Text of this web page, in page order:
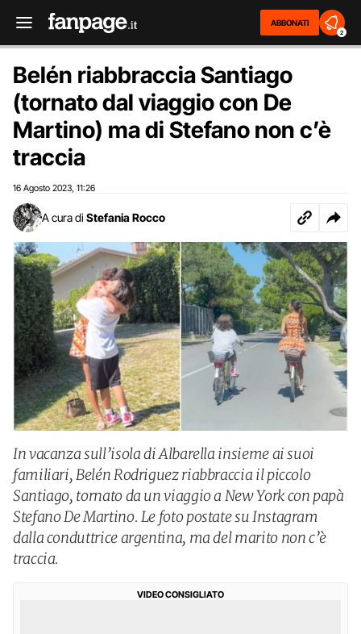
ABBONATI
2
Belén riabbraccia Santiago
(tornato dal viaggio con De
Martino) ma di Stefano non c’è
traccia
16 Agosto 2023 11:26
A cura di Stefania Rocco
In vacanza sull’isola di Albarella insieme ai suoi
familiari, Belén Rodriguez riabbraccia il piccolo
Santiago, tornato da un viaggio a New York con papà
Stefano De Martino. Le foto postate su Instagram
dalla conduttrice argentina, ma del marito non c’è
traccia.
VIDEO CONSIGLIATO